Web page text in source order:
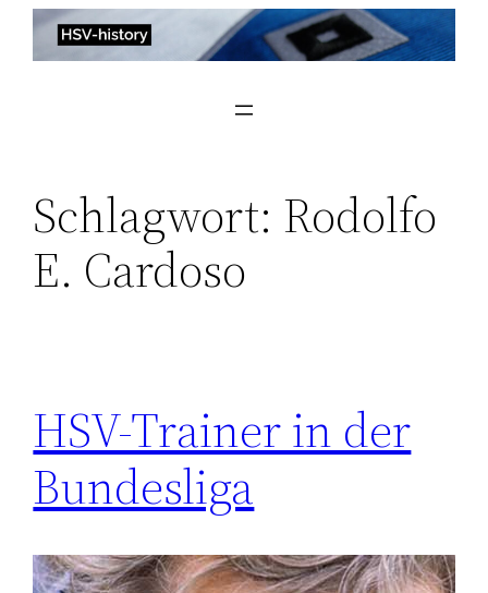
Zum
Inhalt
Schlagwort: Rodolfo
E. Cardoso
HSV-Trainer in der
Bundesliga